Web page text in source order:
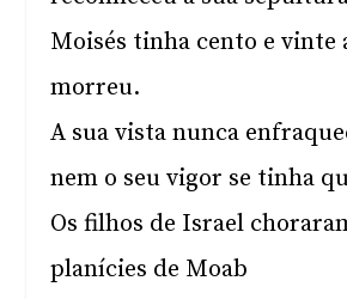
Moisés tinha cento e vinte
morreu.
A sua vista nunca
nem o seu vigor se tinha
Os filhos de Israel
planícies de Moab